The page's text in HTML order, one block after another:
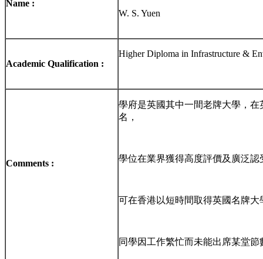
Name :
W. S. Yuen
Academic Qualification :
Higher Diploma in Infrastructure &
Comments :
學府是英國其中一間老牌大學，
名，
學位在業界獲得高度評價及廣泛認
可在香港以短時間取得英國名牌
同學因工作繁忙而未能出席某堂